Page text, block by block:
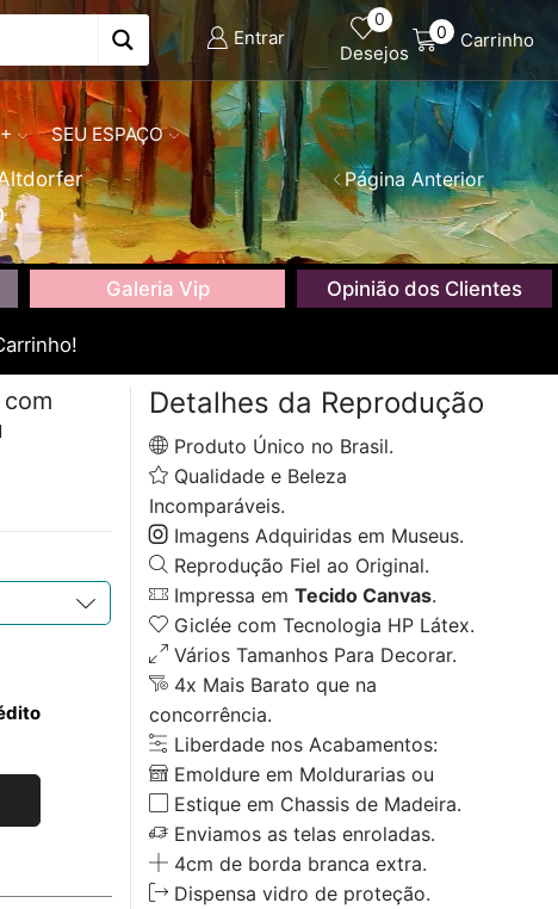
Entrar
0
Desejos
0 Carrinho
SEU ESPAÇO
Página Anterior
Galeria Vip Opinião dos Clientes
Detalhes da Reprodução
Produto Único no Brasil.
Qualidade e Beleza
Incomparáveis.
Imagens Adquiridas em Museus.
Reprodução Fiel ao Original.
Impressa em Tecido Canvas.
Giclée com Tecnologia HP Látex.
Vários Tamanhos Para Decorar.
4x Mais Barato que na
concorrência.
Liberdade nos Acabamentos:
Emoldure em Moldurarias ou
Estique em Chassis de Madeira.
Enviamos as telas enroladas.
4cm de borda branca extra.
Dispensa vidro de proteção.